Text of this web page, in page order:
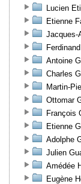
Lucien
Etienne
Jacques-
Antoine
Charles
Martin-
Ottomar
François
Etienne
Adolphe
Julien
Amédée
Eugène